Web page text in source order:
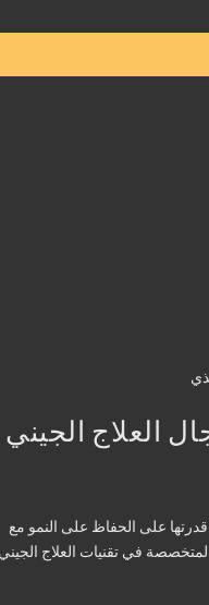
الجيني
على الحفاظ على النمو مع
في تقنيات العلاج الجيني